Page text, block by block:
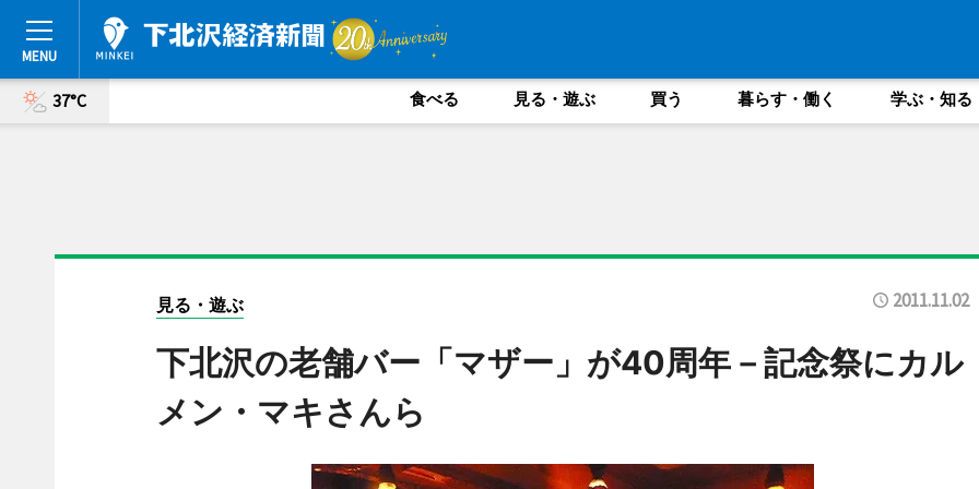
37°C 食べる 見る・遊ぶ 買う 暮らす・働く 学ぶ・知る
見る・遊ぶ 2011.11.02
下北沢の老舗バー「マザー」が40周年－記念祭にカル
メン・マキさんら